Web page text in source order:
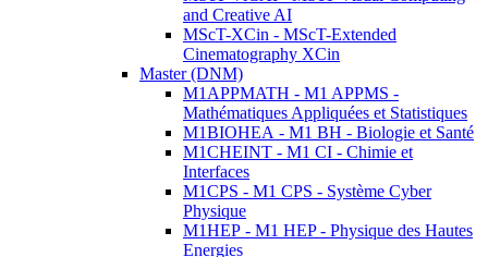
and Creative AI
MScT-XCin - MScT-Extended
Cinematography XCin
Master (DNM)
M1APPMATH - M1 APPMS -
Mathématiques Appliquées et Statistiques
M1BIOHEA - M1 BH - Biologie et Santé
M1CHEINT - M1 CI - Chimie et
Interfaces
M1CPS - M1 CPS - Système Cyber
Physique
M1HEP - M1 HEP - Physique des Hautes
Energies